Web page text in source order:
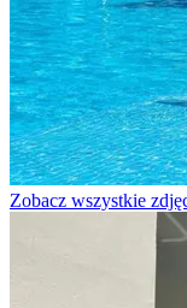
Zobacz wszystkie